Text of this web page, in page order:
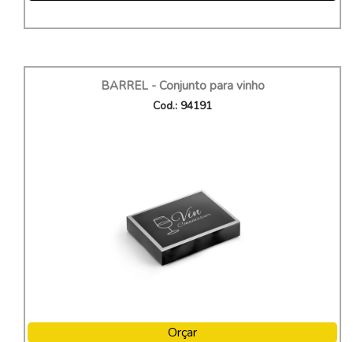
BARREL - Conjunto para vinho
Cod.: 94191
Orçar